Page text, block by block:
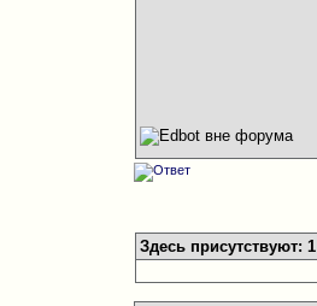
Здесь присутствуют: 1